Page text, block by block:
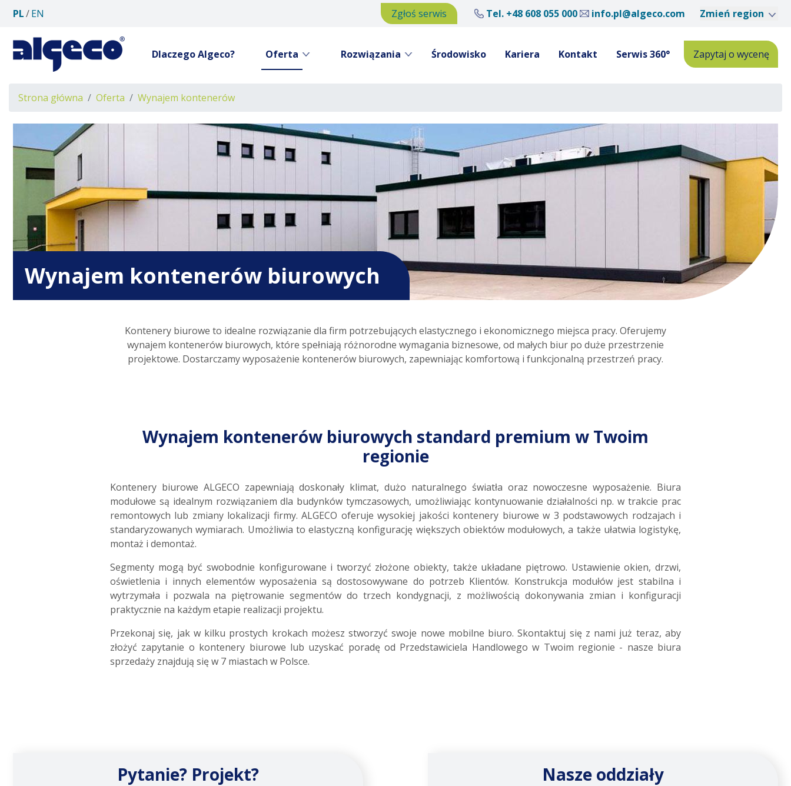
treści
PL EN Zgłoś serwis Tel. +48 608 055 000 info.pl@algeco.com Zmień region
Dlaczego Algeco? Oferta Rozwiązania Środowisko Kariera Kontakt Serwis 360° Zapytaj o wycenę
Ścieżka
Strona główna Oferta Wynajem kontenerów
Wynajem kontenerów biurowych
Kontenery biurowe to idealne rozwiązanie dla firm potrzebujących elastycznego i ekonomicznego miejsca pracy. Oferujemy
wynajem kontenerów biurowych, które spełniają różnorodne wymagania biznesowe, od małych biur po duże przestrzenie
projektowe. Dostarczamy wyposażenie kontenerów biurowych, zapewniając komfortową i funkcjonalną przestrzeń pracy.
Wynajem kontenerów biurowych standard premium w Twoim
regionie
Kontenery biurowe ALGECO zapewniają doskonały klimat, dużo naturalnego światła oraz nowoczesne wyposażenie. Biura
modułowe są idealnym rozwiązaniem dla budynków tymczasowych, umożliwiając kontynuowanie działalności np. w trakcie prac
remontowych lub zmiany lokalizacji firmy. ALGECO oferuje wysokiej jakości kontenery biurowe w 3 podstawowych rodzajach i
standaryzowanych wymiarach. Umożliwia to elastyczną konfigurację większych obiektów modułowych, a także ułatwia logistykę,
montaż i demontaż.
Segmenty mogą być swobodnie konfigurowane i tworzyć złożone obiekty, także układane piętrowo. Ustawienie okien, drzwi,
oświetlenia i innych elementów wyposażenia są dostosowywane do potrzeb Klientów. Konstrukcja modułów jest stabilna i
wytrzymała i pozwala na piętrowanie segmentów do trzech kondygnacji, z możliwością dokonywania zmian i konfiguracji
praktycznie na każdym etapie realizacji projektu.
Przekonaj się, jak w kilku prostych krokach możesz stworzyć swoje nowe mobilne biuro. Skontaktuj się z nami już teraz, aby
złożyć zapytanie o kontenery biurowe lub uzyskać poradę od Przedstawiciela Handlowego w Twoim regionie - nasze biura
sprzedaży znajdują się w 7 miastach w Polsce.
Pytanie? Projekt? Nasze oddziały